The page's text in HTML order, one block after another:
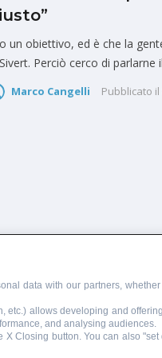
un obiettivo, ed è che la
Perciò cerco di parlarne
Marco Cangelli Pubblicato il
data with our partners,
allows developing and
and analysing audiences.
Closing button. You can also